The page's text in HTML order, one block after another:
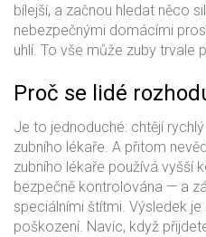
bílejší, a začnou hledat něco
nebezpečnými domácími
uhlí. To vše může zuby trvale
Proč se lidé
Je to jednoduché: chtějí
zubního lékaře. A přitom
zubního lékaře používá vyšší
bezpečně kontrolována — a
speciálními štítmi. Výsledek
poškození. Navíc, když